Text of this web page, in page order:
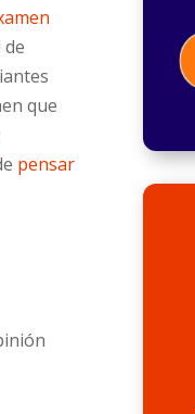
que
pensar